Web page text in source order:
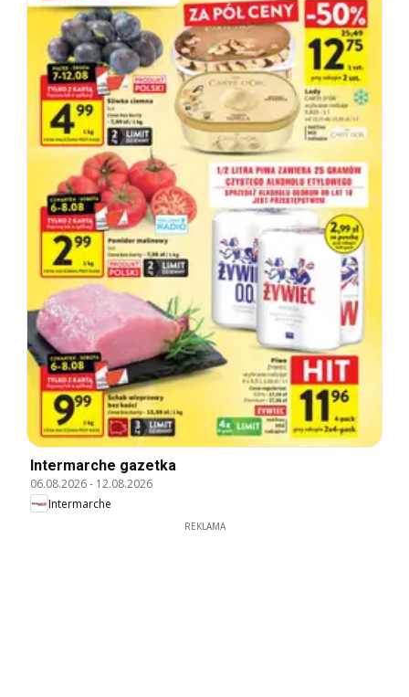
Intermarche gazetka
06.08.2026- 12.08.2026
Intermarche
REKLAMA